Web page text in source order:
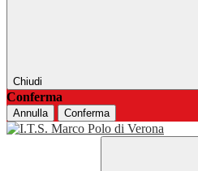
Chiudi
Conferma
Annulla Conferma